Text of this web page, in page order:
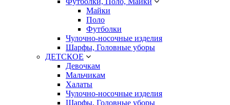
Майки
Поло
Футболки
Чулочно-носочные изделия
Шарфы, Головные уборы
ДЕТСКОЕ
Девочкам
Мальчикам
Халаты
Чулочно-носочные изделия
Шарфы, Головные уборы